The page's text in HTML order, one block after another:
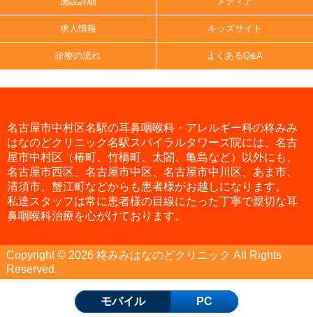
求人情報 キッズサイト
診療の流れ よくあるQ&A
名古屋市中村区名駅の耳鼻咽喉科・アレルギー科の柊みみ
はなのどクリニック名駅スパイラルタワーズ院には、名古
屋市中村区（椿町、竹橋町、太閤、亀島など）以外にも、
名古屋市西区、名古屋市中区、名古屋市中川区、あま市、
清須市、蟹江町などからも患者様がお越しになります。
私達スタッフは常に患者様の目線にたった丁寧で親切な耳
鼻咽喉科治療を心がけております。
Copyright © 2026 柊みみはなのどクリニック All Rights
Reserved.
モバイル PC